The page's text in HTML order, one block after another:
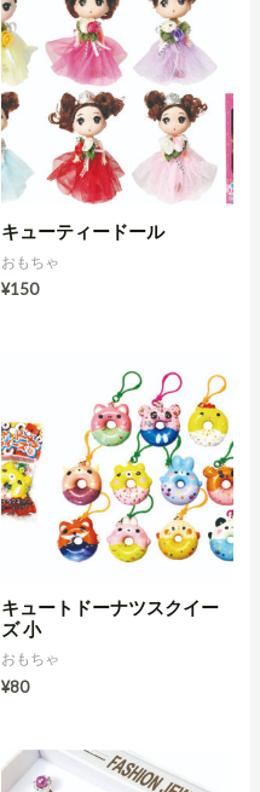
キューティードール
おもちゃ
¥150
キュートドーナツスクイー
ズ 小
おもちゃ
¥80